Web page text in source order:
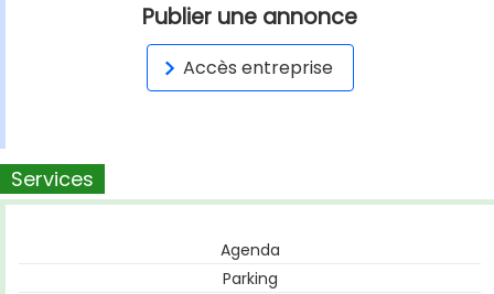
Publier une annonce
Accès entreprise
Services
Agenda
Parking